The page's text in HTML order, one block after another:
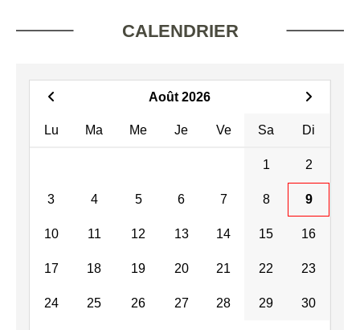
CALENDRIER
Août 2026
Lu Ma Me Je Ve Sa Di
1 2
3 4 5 6 7 8 9
10 11 12 13 14 15 16
17 18 19 20 21 22 23
24 25 26 27 28 29 30